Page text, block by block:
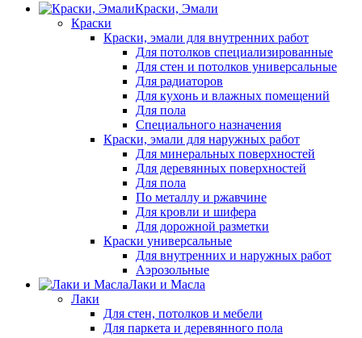
Краски, Эмали
Краски
Краски, эмали для внутренних работ
Для потолков специализированные
Для стен и потолков универсальные
Для радиаторов
Для кухонь и влажных помещений
Для пола
Специального назначения
Краски, эмали для наружных работ
Для минеральных поверхностей
Для деревянных поверхностей
Для пола
По металлу и ржавчине
Для кровли и шифера
Для дорожной разметки
Краски универсальные
Для внутренних и наружных работ
Аэрозольные
Лаки и Масла
Лаки
Для стен, потолков и мебели
Для паркета и деревянного пола